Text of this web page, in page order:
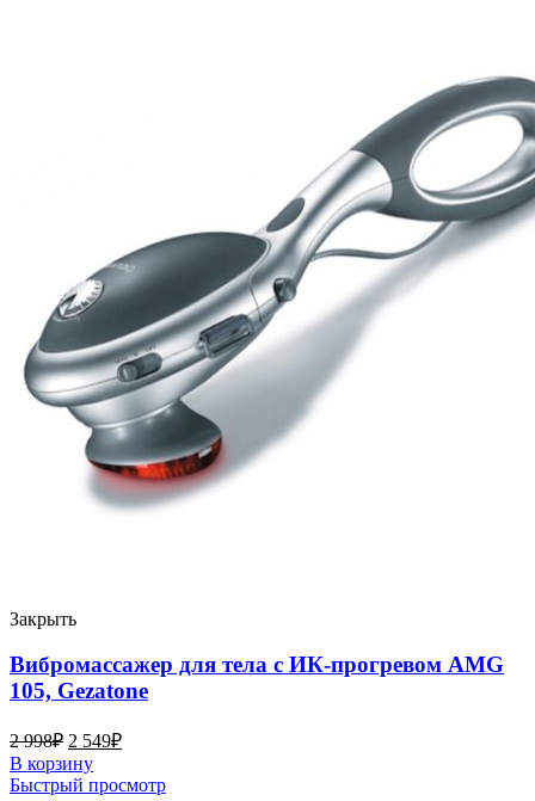
Закрыть
Вибромассажер для тела с ИК-прогревом AMG
105, Gezatone
2 998₽ 2 549₽
В корзину
Быстрый просмотр